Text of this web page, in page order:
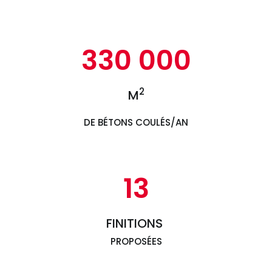
330 000
M2
DE BÉTONS COULÉS/AN
13
FINITIONS
PROPOSÉES